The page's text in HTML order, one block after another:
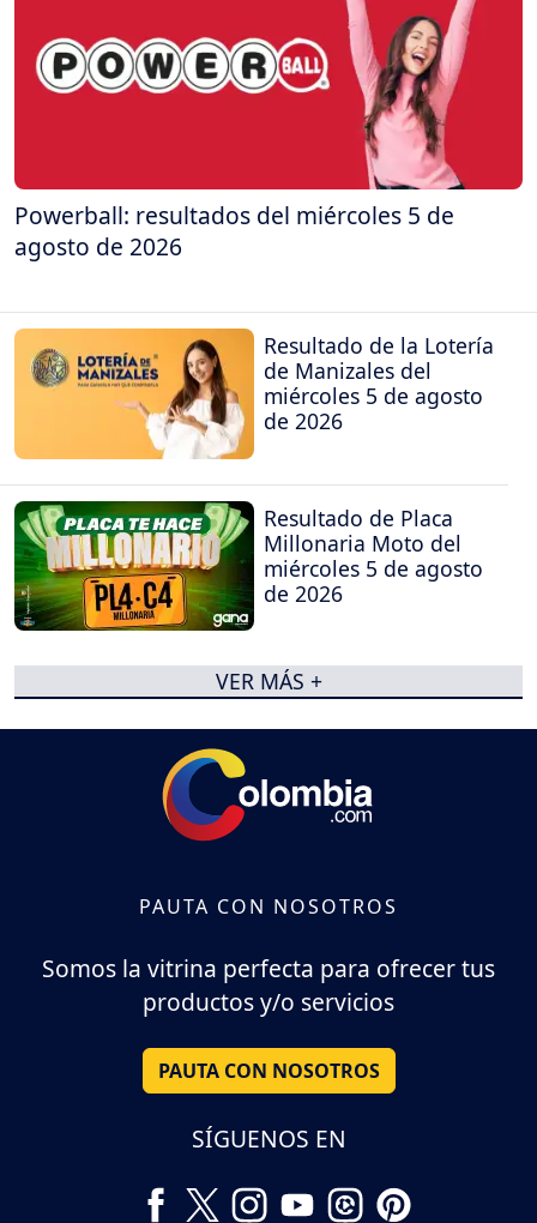
Powerball: resultados del miércoles 5 de
agosto de 2026
Resultado de la Lotería
de Manizales del
miércoles 5 de agosto
de 2026
Resultado de Placa
Millonaria Moto del
miércoles 5 de agosto
de 2026
VER MÁS +
PAUTA CON NOSOTROS
Somos la vitrina perfecta para ofrecer tus
productos y/o servicios
PAUTA CON NOSOTROS
SÍGUENOS EN